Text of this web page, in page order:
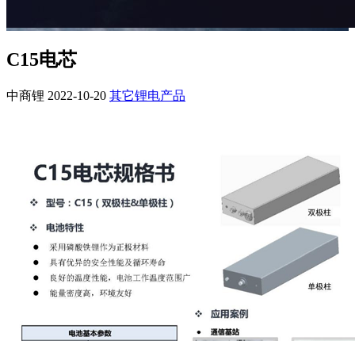
C15电芯
中商锂 2022-10-20 其它锂电产品